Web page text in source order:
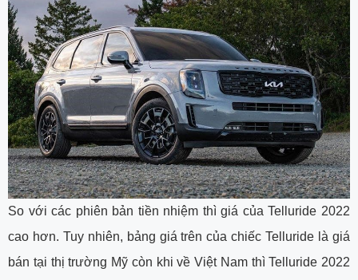
So với các phiên bản tiền nhiệm thì giá của Telluride 2022
cao hơn. Tuy nhiên, bảng giá trên của chiếc Telluride là giá
bán tại thị trường Mỹ còn khi về Việt Nam thì Telluride 2022